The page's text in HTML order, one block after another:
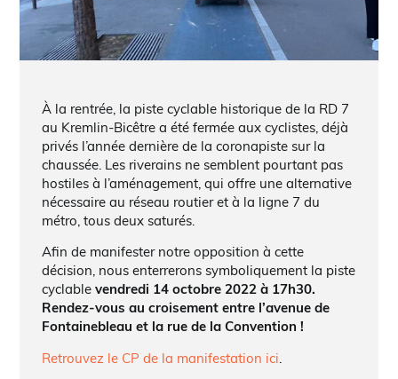
À la rentrée, la piste cyclable historique de la RD 7
au Kremlin-Bicêtre a été fermée aux cyclistes, déjà
privés l’année dernière de la coronapiste sur la
chaussée. Les riverains ne semblent pourtant pas
hostiles à l’aménagement, qui offre une alternative
nécessaire au réseau routier et à la ligne 7 du
métro, tous deux saturés.
Afin de manifester notre opposition à cette
décision, nous enterrerons symboliquement la piste
cyclable vendredi 14 octobre 2022 à 17h30.
Rendez-vous au croisement entre l’avenue de
Fontainebleau et la rue de la Convention !
Retrouvez le CP de la manifestation ici